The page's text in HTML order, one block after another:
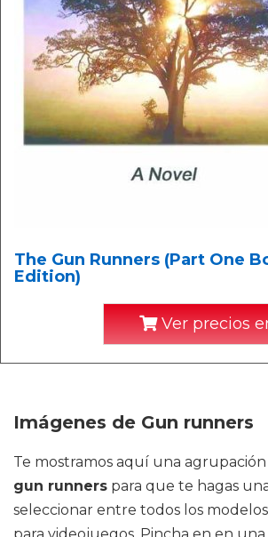
The Gun Runners (Part One
Edition)
Ver precios
Imágenes de Gun runners
Te mostramos aquí una
gun runners para que te hagas
seleccionar entre todos los